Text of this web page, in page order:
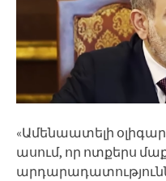
«Ամենաատելի
ասում, որ ոտքերս